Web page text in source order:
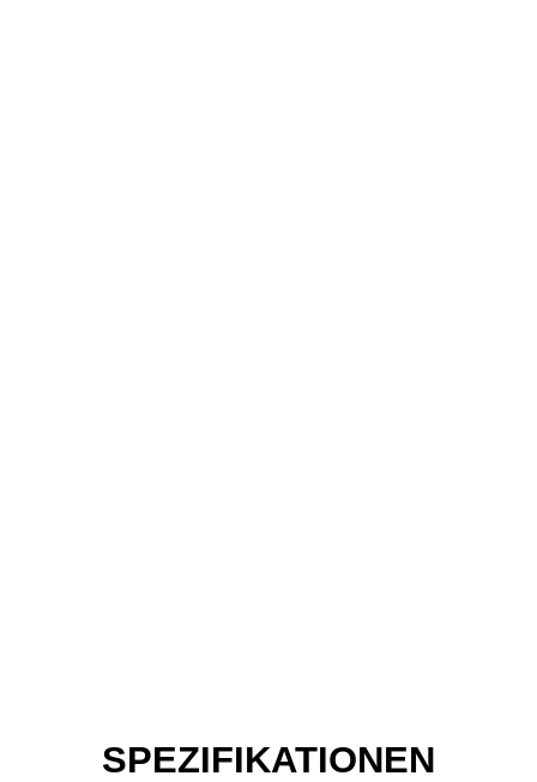
SPEZIFIKATIONEN